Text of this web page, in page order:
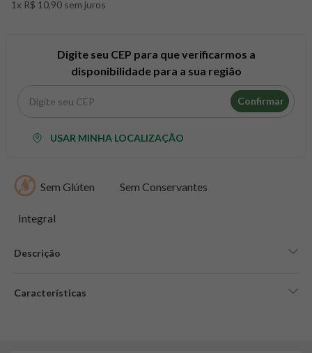
1x R$ 10,90 sem juros
Digite seu CEP para que verificarmos a
disponibilidade para a sua região
Confirmar
USAR MINHA LOCALIZAÇÃO
Sem Glúten Sem Conservantes
Integral
Descrição
Características
8º snack proteico mundo verde
creatina mundo verde